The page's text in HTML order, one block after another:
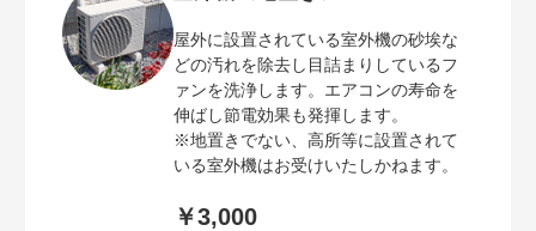
屋外に設置されている室外機の砂埃な
どの汚れを除去し目詰まりしているフ
ァンを洗浄します。エアコンの寿命を
伸ばし節電効果も発揮します。
※地置きでない、高所等に設置されて
いる室外機はお受けいたしかねます。
￥3,000